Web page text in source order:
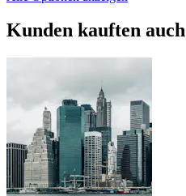
Kunden kauften auch